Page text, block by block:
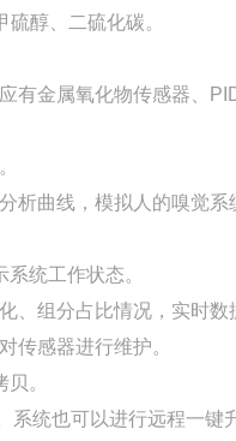
醇、二硫化碳。
有金属氧化物传感器、
析曲线，模拟人的嗅觉系
统工作状态。
组分占比情况，实时数
传感器进行维护。
。
统也可以进行远程一键